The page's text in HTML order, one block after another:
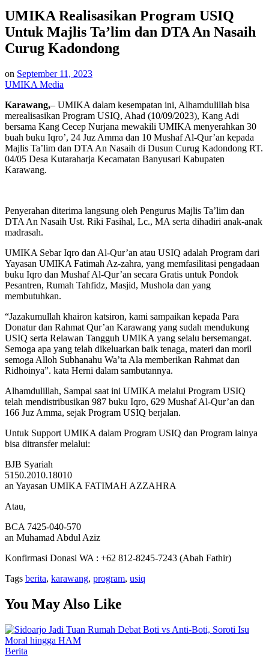
UMIKA Realisasikan Program USIQ
Untuk Majlis Ta’lim dan DTA An Nasaih
Curug Kadondong
on September 11, 2023
UMIKA Media
Karawang,– UMIKA dalam kesempatan ini, Alhamdulillah bisa
merealisasikan Program USIQ, Ahad (10/09/2023), Kang Adi
bersama Kang Cecep Nurjana mewakili UMIKA menyerahkan 30
buah buku Iqro’, 24 Juz Amma dan 10 Mushaf Al-Qur’an kepada
Majlis Ta’lim dan DTA An Nasaih di Dusun Curug Kadondong RT.
04/05 Desa Kutaraharja Kecamatan Banyusari Kabupaten
Karawang.
Penyerahan diterima langsung oleh Pengurus Majlis Ta’lim dan
DTA An Nasaih Ust. Riki Fasihal, Lc., MA serta dihadiri anak-anak
madrasah.
UMIKA Sebar Iqro dan Al-Qur’an atau USIQ adalah Program dari
Yayasan UMIKA Fatimah Az-zahra, yang memfasilitasi pengadaan
buku Iqro dan Mushaf Al-Qur’an secara Gratis untuk Pondok
Pesantren, Rumah Tahfidz, Masjid, Mushola dan yang
membutuhkan.
“Jazakumullah khairon katsiron, kami sampaikan kepada Para
Donatur dan Rahmat Qur’an Karawang yang sudah mendukung
USIQ serta Relawan Tangguh UMIKA yang selalu bersemangat.
Semoga apa yang telah dikeluarkan baik tenaga, materi dan moril
semoga Alloh Subhanahu Wa’ta Ala memberikan Rahmat dan
Ridhoinya”. kata Herni dalam sambutannya.
Alhamdulillah, Sampai saat ini UMIKA melalui Program USIQ
telah mendistribusikan 987 buku Iqro, 629 Mushaf Al-Qur’an dan
166 Juz Amma, sejak Program USIQ berjalan.
Untuk Support UMIKA dalam Program USIQ dan Program lainya
bisa ditransfer melalui:
BJB Syariah
5150.2010.18010
an Yayasan UMIKA FATIMAH AZZAHRA
Atau,
BCA 7425-040-570
an Muhamad Abdul Aziz
Konfirmasi Donasi WA : +62 812-8245-7243 (Abah Fathir)
Tags berita, karawang, program, usiq
You May Also Like
Posted
Berita